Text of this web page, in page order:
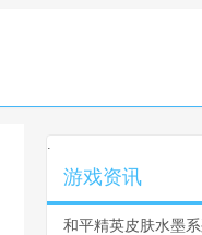
.
游戏资讯
和平精英皮肤水墨